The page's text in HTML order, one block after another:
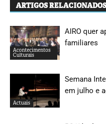
ARTIGOS RELACIONADOS
Acontecimentos
Culturais
AIRO quer
familiares
Actuais
Semana
em julho e